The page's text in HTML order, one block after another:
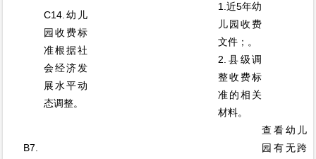
B7.
C14.幼儿
园收费标
准根据社
会经济发
展水平动
态调整。
1.近5年幼
儿园收费
文件；。
2.县级调
整收费标
准的相关
材料。
查看幼儿
园有无跨